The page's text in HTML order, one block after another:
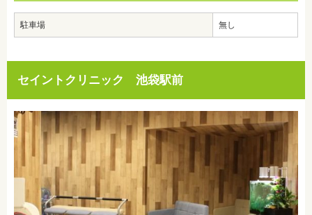
駐車場 無し
セイントクリニック 池袋駅前